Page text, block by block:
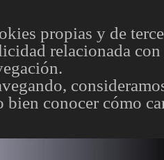
propias y de
relacionada
bien conocer cómo